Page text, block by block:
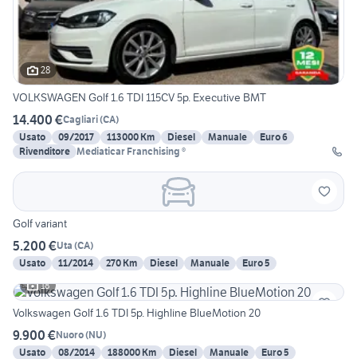
28
VOLKSWAGEN Golf 1.6 TDI 115CV 5p. Executive BMT
14.400 €Cagliari(CA)
Usato
09/2017 113000 Km Diesel Manuale
Euro 6
Rivenditore Mediaticar Franchising ®
Golf variant
5.200 €Uta (CA)
Usato
11/2014 270 Km Diesel Manuale
Euro 5
18
Volkswagen Golf 1.6 TDI 5p. Highline BlueMotion 20
9.900 €Nuoro(NU)
Usato
08/2014 188000 Km Diesel Manuale
Euro 5